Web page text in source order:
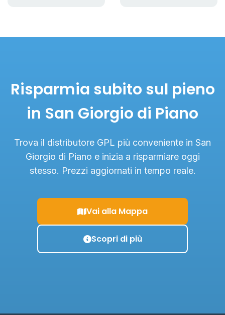
Risparmia subito sul pieno
in San Giorgio di Piano
Trova il distributore GPL più conveniente in San
Giorgio di Piano e inizia a risparmiare oggi
stesso. Prezzi aggiornati in tempo reale.
Vai alla Mappa
Scopri di più